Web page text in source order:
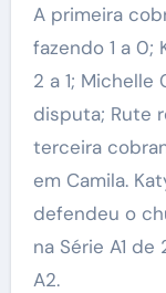
A primeira
fazendo 1 a 0;
2 a 1; Michelle
disputa; Rute
terceira
em Camila.
defendeu o
na Série A1
A2.